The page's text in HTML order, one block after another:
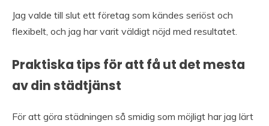
Jag valde till slut ett företag som kändes seriöst och
flexibelt, och jag har varit väldigt nöjd med resultatet.
Praktiska tips för att få ut det mesta
av din städtjänst
För att göra städningen så smidig som möjligt har jag lärt